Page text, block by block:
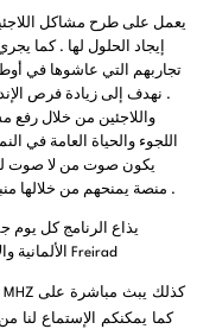
يعمل على طرح مشاكل
إيجاد الحلول لها . كما
تجاربهم التي عاشوها في
. نهدف إلى زيادة فرص
واللاجئين من خلال رفع
اللجوء والحياة العامة في
يكون صوت من لا صوت
.
يذاع الرنامج كل يوم
Freirad
MHZ كذلك يبث مباشرة على
كما يمكنكم الإستماع لنا من